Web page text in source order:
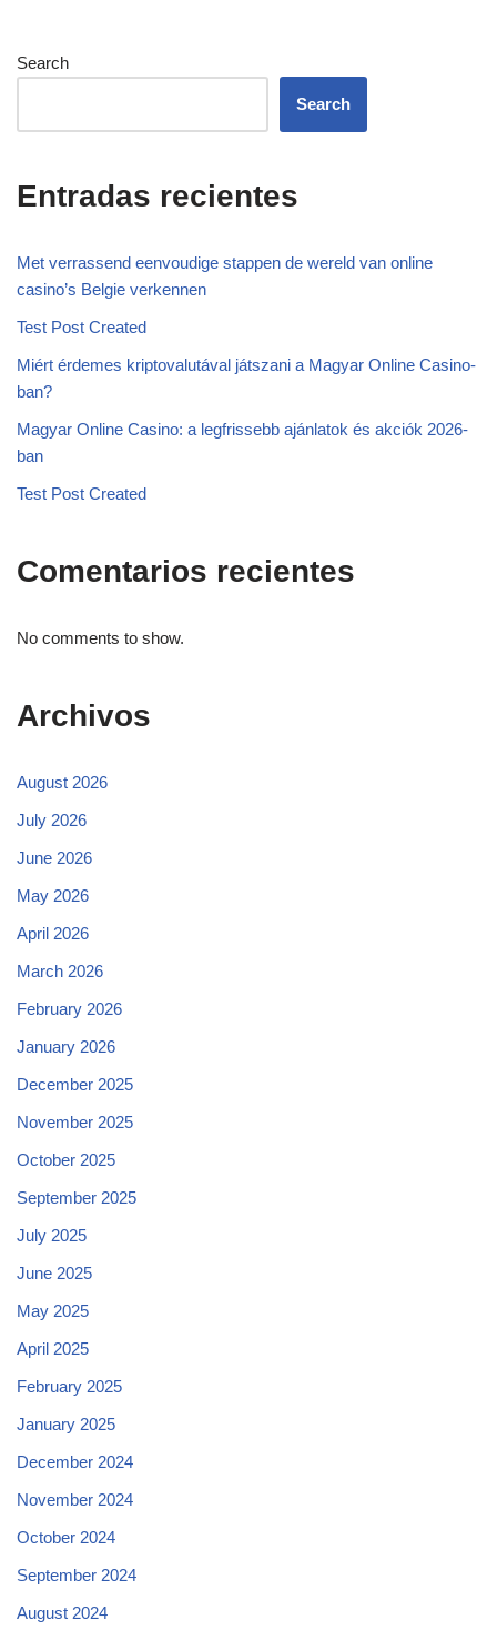
Search
Search
Entradas recientes
Met verrassend eenvoudige stappen de wereld van online
casino’s Belgie verkennen
Test Post Created
Miért érdemes kriptovalutával játszani a Magyar Online Casino-
ban?
Magyar Online Casino: a legfrissebb ajánlatok és akciók 2026-
ban
Test Post Created
Comentarios recientes
No comments to show.
Archivos
August 2026
July 2026
June 2026
May 2026
April 2026
March 2026
February 2026
January 2026
December 2025
November 2025
October 2025
September 2025
July 2025
June 2025
May 2025
April 2025
February 2025
January 2025
December 2024
November 2024
October 2024
September 2024
August 2024